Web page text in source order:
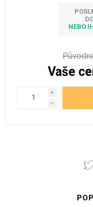
NEBO
Vaše
i
h